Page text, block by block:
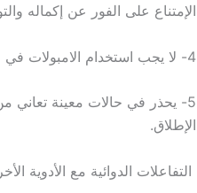
الإمتناع على الفور عن إكماله
4- لا يجب استخدام الامبولات في فترة الحمل والرضاعة الطبيعية إلا إذا كانت الحالة ضرورية.
5- يحذر في حالات معينة تعاني
الإطلاق.
التفاعلات الدوائية مع الأدوية